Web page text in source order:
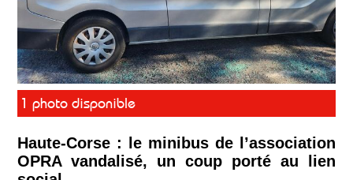
1 photo disponible
Haute-Corse : le minibus de l’association
OPRA vandalisé, un coup porté au lien